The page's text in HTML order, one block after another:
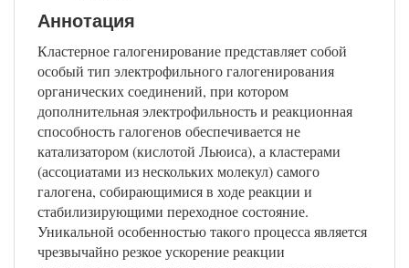
Аннотация
Кластерное галогенирование представляет собой
особый тип электрофильного галогенирования
органических соединений, при котором
дополнительная электрофильность и реакционная
способность галогенов обеспечивается не
катализатором (кислотой Льюиса), а кластерами
(ассоциатами из нескольких молекул) самого
галогена, собирающимися в ходе реакции и
стабилизирующими переходное состояние.
Уникальной особенностью такого процесса является
чрезвычайно резкое ускорение реакции